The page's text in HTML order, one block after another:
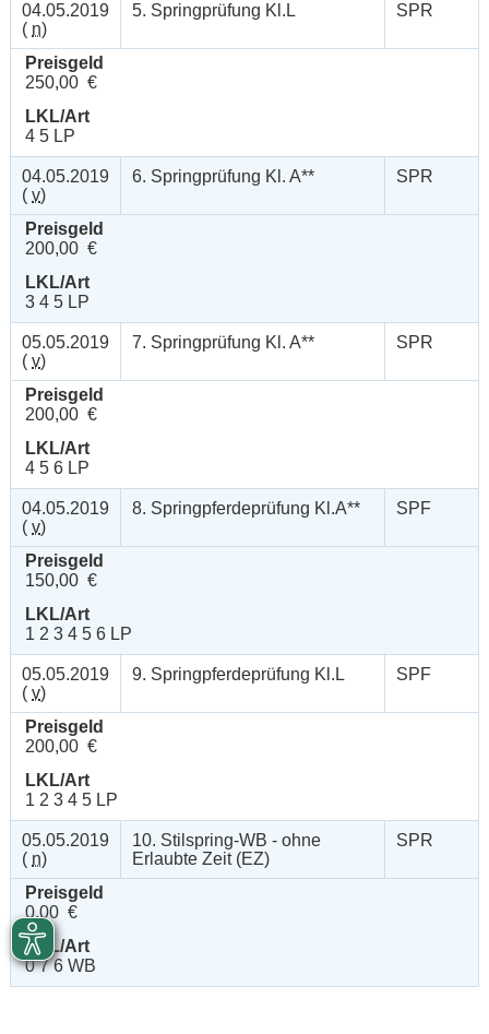
04.05.2019
( n)
5. Springprüfung Kl.L SPR
Preisgeld
250,00 €
LKL/Art
4 5 LP
04.05.2019
( v)
6. Springprüfung Kl. A** SPR
Preisgeld
200,00 €
LKL/Art
3 4 5 LP
05.05.2019
( v)
7. Springprüfung Kl. A** SPR
Preisgeld
200,00 €
LKL/Art
4 5 6 LP
04.05.2019
( v)
8. Springpferdeprüfung Kl.A** SPF
Preisgeld
150,00 €
LKL/Art
1 2 3 4 5 6 LP
05.05.2019
( v)
9. Springpferdeprüfung Kl.L SPF
Preisgeld
200,00 €
LKL/Art
1 2 3 4 5 LP
05.05.2019
( n)
10. Stilspring-WB - ohne
Erlaubte Zeit (EZ)
SPR
Preisgeld
0,00 €
LKL/Art
0 7 6 WB